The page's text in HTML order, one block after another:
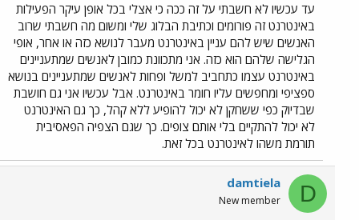
עד עכשיו לא חשבתי על זה ככה כי אצלי בכל אופן עיקר הפעילות
באינטרנט זה פורומים וכתיבת הבלוג שלי ומשום מה חשבתי שרוב
האנשים שיש להם עניין באינטרנט מעבר לנושא כזה או אחר, אופי
הגלישה שלהם הוא כזה. אני מתכוונת כמובן לאנשים שמתעניינים
באינטרנט עצמו כתחביב למשל ופחות לאנשים שמתעניינים בנושא
ספציפי ומחפשים עליו חומר באינטרנט. אבל עכשיו אני גם חושבת
שבדיוק כפי ששחקן לא יכול להופיע ללא קהל, כך גם האינטרנט
לא יכול להתקיים בלי אותם צופים. כך שגם הצפיה הפאסיבית
תורמת משהו לאינטרנט בכל זאת.
D
damtiela
New member